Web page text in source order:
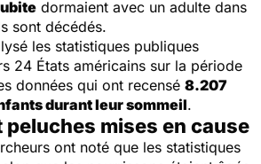
dormaient avec un adulte dans
sont décédés.
les statistiques publiques
24 États américains sur la période
données qui ont recensé 8.207
durant leur sommeil.
peluches mises en cause
ont noté que les statistiques